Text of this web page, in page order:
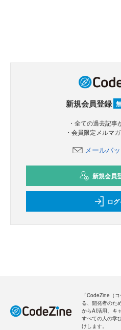
新規会員登録
・全ての過去記事
・会員限定メルマ
メールバ
新規会員
ロ
「CodeZine（
る、開発者のた
からAI活用、キ
すべての人の学
けします。